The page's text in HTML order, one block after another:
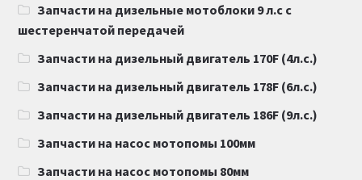
Запчасти на дизельные мотоблоки 9 л.с с
шестеренчатой передачей
Запчасти на дизельный двигатель 170F (4л.с.)
Запчасти на дизельный двигатель 178F (6л.с.)
Запчасти на дизельный двигатель 186F (9л.с.)
Запчасти на насос мотопомы 100мм
Запчасти на насос мотопомы 80мм